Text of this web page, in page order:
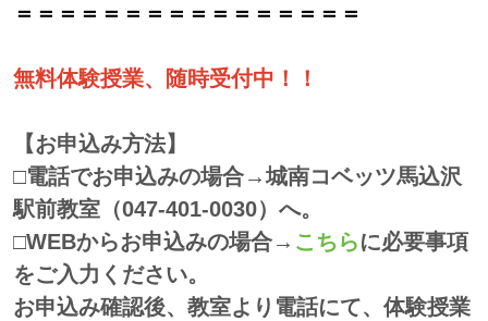
＝＝＝＝＝＝＝＝＝＝＝＝＝＝＝＝
無料体験授業、随時受付中！！
【お申込み方法】
□電話でお申込みの場合→城南コベッツ馬込沢
駅前教室（047-401-0030）へ。
□WEBからお申込みの場合→ こちらに必要事項
をご入力ください。
お申込み確認後、教室より電話にて、体験授業